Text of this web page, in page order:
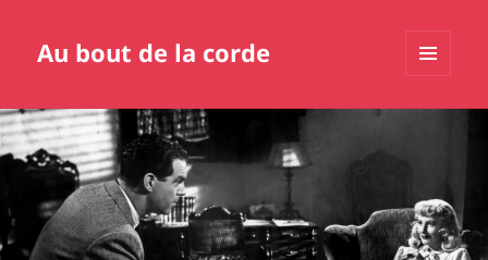
Au bout de la corde